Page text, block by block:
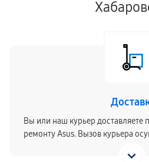
Вы или наш курьер доставляете
ремонту Asus. Вызов курьера